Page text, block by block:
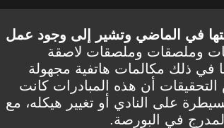
في الماضي وتشير إلى وجود عمل
وملصقات وملصقات لاصقة
في ذلك مكالمات هاتفية مجهولة
أن هذه المبادرات كانت
على النادي أو تغيير هيكله، مع
في البورصة.